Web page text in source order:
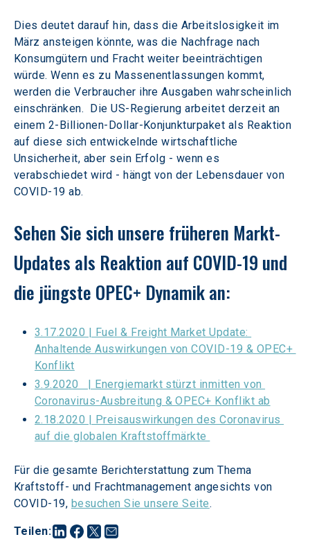
Teilen:
Dies deutet darauf hin, dass die Arbeitslosigkeit im
März ansteigen könnte, was die Nachfrage nach
Konsumgütern und Fracht weiter beeinträchtigen
würde. Wenn es zu Massenentlassungen kommt,
werden die Verbraucher ihre Ausgaben wahrscheinlich
einschränken.  Die US-Regierung arbeitet derzeit an
einem 2-Billionen-Dollar-Konjunkturpaket als Reaktion
auf diese sich entwickelnde wirtschaftliche
Unsicherheit, aber sein Erfolg - wenn es
verabschiedet wird - hängt von der Lebensdauer von
COVID-19 ab.
Sehen Sie sich unsere früheren Markt-
Updates als Reaktion auf COVID-19 und
die jüngste OPEC+ Dynamik an:
3.17.2020 | Fuel & Freight Market Update:
Anhaltende Auswirkungen von COVID-19 & OPEC+
Konflikt
3.9.2020   | Energiemarkt stürzt inmitten von
Coronavirus-Ausbreitung & OPEC+ Konflikt ab
2.18.2020 | Preisauswirkungen des Coronavirus
auf die globalen Kraftstoffmärkte
Für die gesamte Berichterstattung zum Thema
Kraftstoff- und Frachtmanagement angesichts von
COVID-19, besuchen Sie unsere Seite.